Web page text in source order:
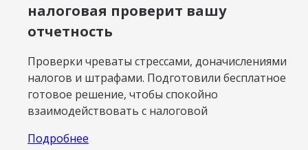
налоговая проверит вашу
отчетность
Проверки чреваты стрессами, доначислениями
налогов и штрафами. Подготовили бесплатное
готовое решение, чтобы спокойно
взаимодействовать с налоговой
Подробнее